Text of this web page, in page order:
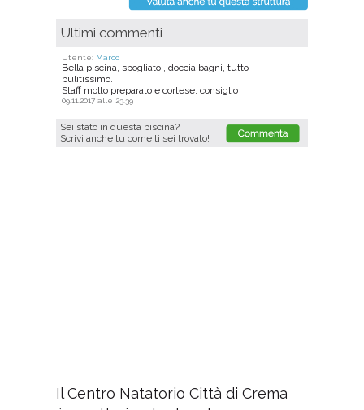
Ultimi commenti
Utente: Marco
Bella piscina, spogliatoi, doccia,bagni, tutto
pulitissimo.
Staff molto preparato e cortese, consiglio
09.11.2017 alle 23.39
Sei stato in questa piscina?
Scrivi anche tu come ti sei trovato!
Il Centro Natatorio Città di Crema